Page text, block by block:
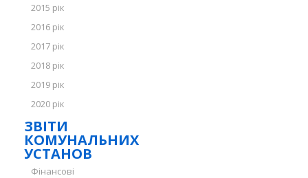
2015 рік
2016 рік
2017 рік
2018 рік
2019 рік
2020 рік
ЗВІТИ
КОМУНАЛЬНИХ
УСТАНОВ
Фінансові